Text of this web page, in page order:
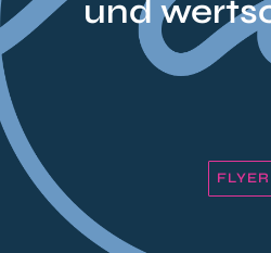
und
FLYER